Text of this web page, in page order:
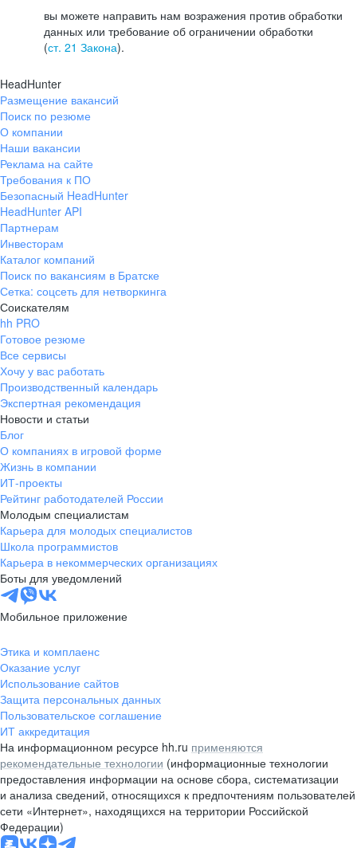
вы можете направить нам возражения против обработки
данных или требование об ограничении обработки
(ст. 21 Закона).
HeadHunter
Размещение вакансий
Поиск по резюме
О компании
Наши вакансии
Реклама на сайте
Требования к ПО
Безопасный HeadHunter
HeadHunter API
Партнерам
Инвесторам
Каталог компаний
Поиск по вакансиям в Братске
Сетка: соцсеть для нетворкинга
Соискателям
hh PRO
Готовое резюме
Все сервисы
Хочу у вас работать
Производственный календарь
Экспертная рекомендация
Новости и статьи
Блог
О компаниях в игровой форме
Жизнь в компании
ИТ-проекты
Рейтинг работодателей России
Молодым специалистам
Карьера для молодых специалистов
Школа программистов
Карьера в некоммерческих организациях
Боты для уведомлений
Мобильное приложение
Этика и комплаенс
Оказание услуг
Использование сайтов
Защита персональных данных
Пользовательское соглашение
ИТ аккредитация
На информационном ресурсе hh.ru применяются
рекомендательные технологии (информационные технологии
предоставления информации на основе сбора, систематизации
и анализа сведений, относящихся к предпочтениям пользователей
сети «Интернет», находящихся на территории Российской
Федерации)